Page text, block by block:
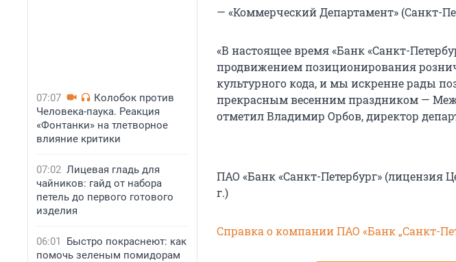
07:07
Колобок против
Человека-паука. Реакция
«Фонтанки» на тлетворное
влияние критики
07:02 Лицевая гладь для
чайников: гайд от набора
петель до первого готового
изделия
06:01
Быстро покраснеют: как
помочь зеленым помидорам
— «Коммерческий Департамент» (Санкт-
«В настоящее время «Банк «Санкт-
продвижением позиционирования
культурного кода, и мы искренне рады
прекрасным весенним праздником —
отметил Владимир Орбов, директор
ПАО «Банк «Санкт-Петербург» (лицензия
г.)
Справка о компании ПАО «Банк „Санкт-